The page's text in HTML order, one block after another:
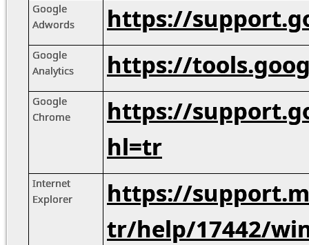
Google
Adwords
https://
Google
Analytics
https://
Google
Chrome
https://
hl=tr
Internet
Explorer
https://
tr/help/17442/